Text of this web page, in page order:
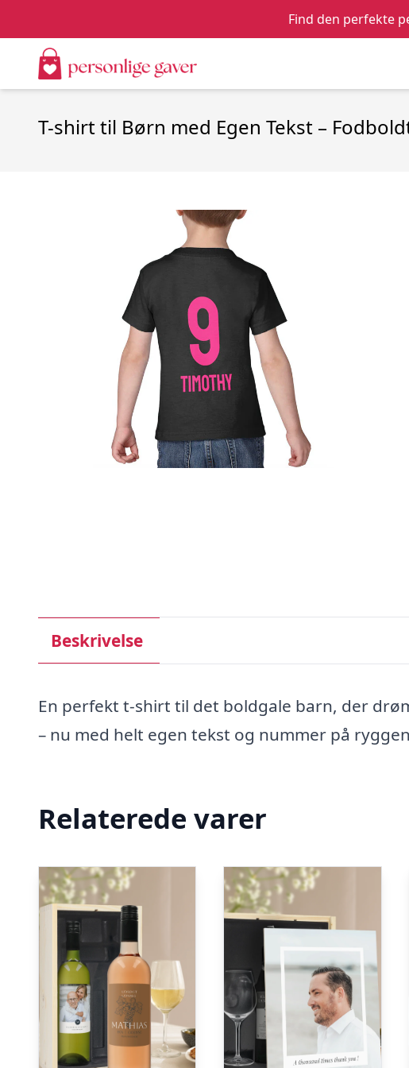
T-shirt til Børn med Egen Tekst –
Beskrivelse
En perfekt t-shirt til det boldgale barn, der
– nu med helt egen tekst og nummer på
Relaterede varer
Find den perfekte